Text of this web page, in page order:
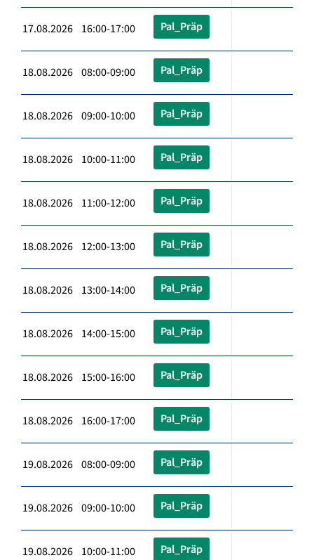
17.08.2026 16:00-17:00 Pal_Präp
18.08.2026 08:00-09:00 Pal_Präp
18.08.2026 09:00-10:00 Pal_Präp
18.08.2026 10:00-11:00 Pal_Präp
18.08.2026 11:00-12:00 Pal_Präp
18.08.2026 12:00-13:00 Pal_Präp
18.08.2026 13:00-14:00 Pal_Präp
18.08.2026 14:00-15:00 Pal_Präp
18.08.2026 15:00-16:00 Pal_Präp
18.08.2026 16:00-17:00 Pal_Präp
19.08.2026 08:00-09:00 Pal_Präp
19.08.2026 09:00-10:00 Pal_Präp
19.08.2026 10:00-11:00 Pal_Präp